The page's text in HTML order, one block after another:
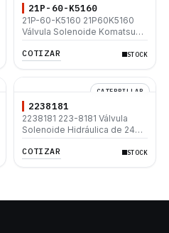
21P-60-K5160
21P-60-K5160 21P60K5160
Válvula Solenoide Komatsu
COTIZAR
STOCK
CATERPILLAR
2238181
2238181 223-8181 Válvula
Solenoide Hidráulica de 24V
Caterpillar 416C 416D 420D
COTIZAR STOCK